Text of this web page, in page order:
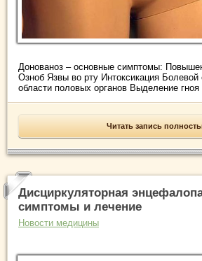
Донованоз – основные симптомы:
Озноб Язвы во рту Интоксикация
области половых органов Выделение гноя
Читать запись
Дисциркуляторная
симптомы и лечение
Новости медицины